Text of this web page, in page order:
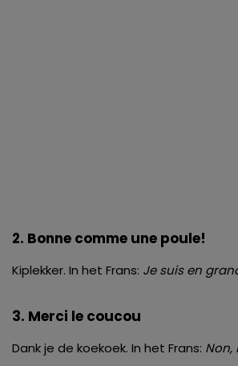
2. Bonne comme une poule!
Kiplekker. In het Frans: Je suis en
3. Merci le coucou
Dank je de koekoek. In het Frans: Non,